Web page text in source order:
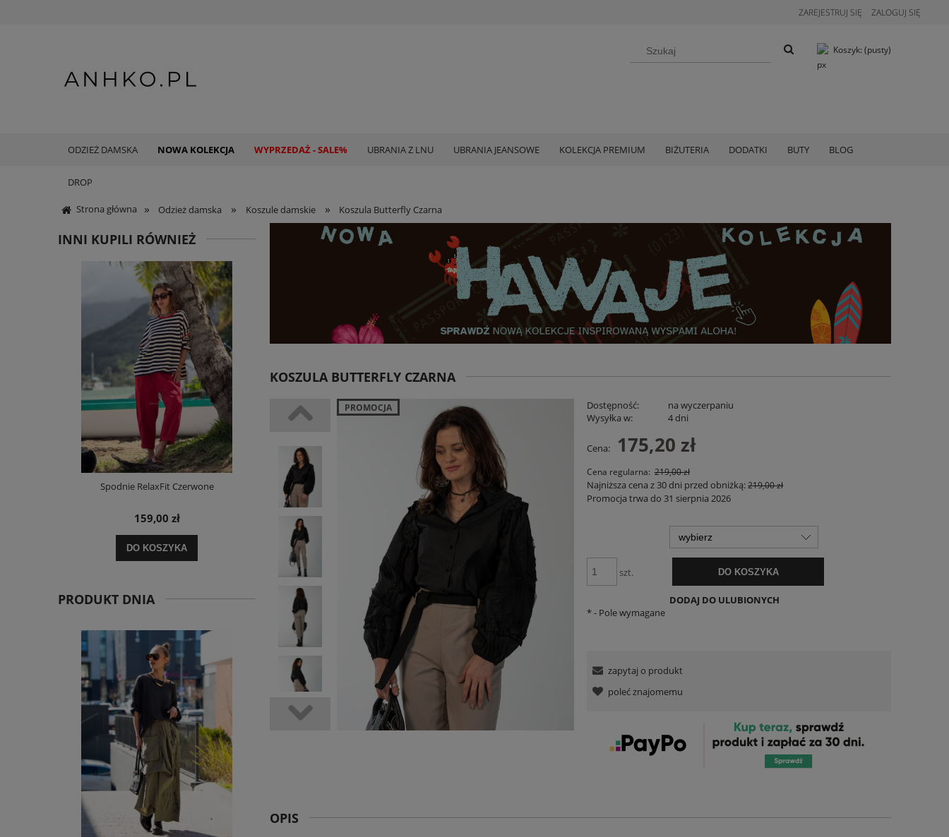
ZAREJESTRUJ SIĘ ZALOGUJ SIĘ
Koszyk: (pusty)
ODZIEŻ DAMSKA NOWA KOLEKCJA WYPRZEDAŻ - SALE% UBRANIA Z LNU UBRANIA JEANSOWE KOLEKCJA PREMIUM BIŻUTERIA DODATKI BUTY BLOG
DROP
Strona główna » Odzież damska » Koszule damskie » Koszula Butterfly Czarna
INNI KUPILI RÓWNIEŻ
Spodnie RelaxFit Czerwone
159,00 zł
DO KOSZYKA
Sukienka Judi Stripe Różowo-Czerwona
Kurtka Pikowana Embro z Haftem Bawełniana
– Czarno-Beżowa PRE ORDER
349,00 zł
DO KOSZYKA
Koszula Lniana Verano Biała
POWIADOM O DOSTĘPNOŚCI
PRODUKT DNIA
KOSZULA BUTTERFLY CZARNA
PROMOCJA Dostępność:
na wyczerpaniu
Wysyłka w:
4 dni
Cena: 175,20 zł
Cena regularna: 219,00 zł
Najniższa cena z 30 dni przed obniżką:219,00 zł
Promocja trwa do 31 sierpnia 2026
szt. DO KOSZYKA
DODAJ DO ULUBIONYCH
*- Pole wymagane
zapytaj o produkt
poleć znajomemu
OPIS